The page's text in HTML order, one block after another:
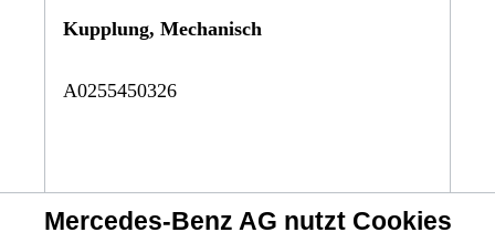
Kupplung, Mechanisch
A0255450326
Mercedes-Benz AG nutzt Cookies